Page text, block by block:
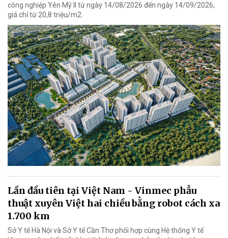
công nghiệp Yên Mỹ II từ ngày 14/08/2026 đến ngày 14/09/2026,
giá chỉ từ 20,8 triệu/m2.
Lần đầu tiên tại Việt Nam - Vinmec phẫu
thuật xuyên Việt hai chiều bằng robot cách xa
1.700 km
Sở Y tế Hà Nội và Sở Y tế Cần Thơ phối hợp cùng Hệ thống Y tế